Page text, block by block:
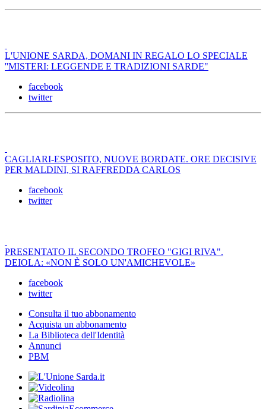
L'UNIONE SARDA, DOMANI IN REGALO LO SPECIALE
''MISTERI: LEGGENDE E TRADIZIONI SARDE"
facebook
twitter
CAGLIARI-ESPOSITO, NUOVE BORDATE. ORE DECISIVE
PER MALDINI, SI RAFFREDDA CARLOS
facebook
twitter
PRESENTATO IL SECONDO TROFEO "GIGI RIVA".
DEIOLA: «NON È SOLO UN'AMICHEVOLE»
facebook
twitter
Consulta il tuo abbonamento
Acquista un abbonamento
La Biblioteca dell'Identità
Annunci
PBM